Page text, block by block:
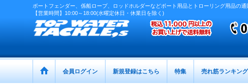
ボートフェンダー、係船ロープ、ロッドホルダーなどボート用品とトローリング用品の通
【営業時間】10:00～18:00(水曜定休日・休業日を除く)
会員ログイン 新規登録はこちら 特集 売れ筋ランキング